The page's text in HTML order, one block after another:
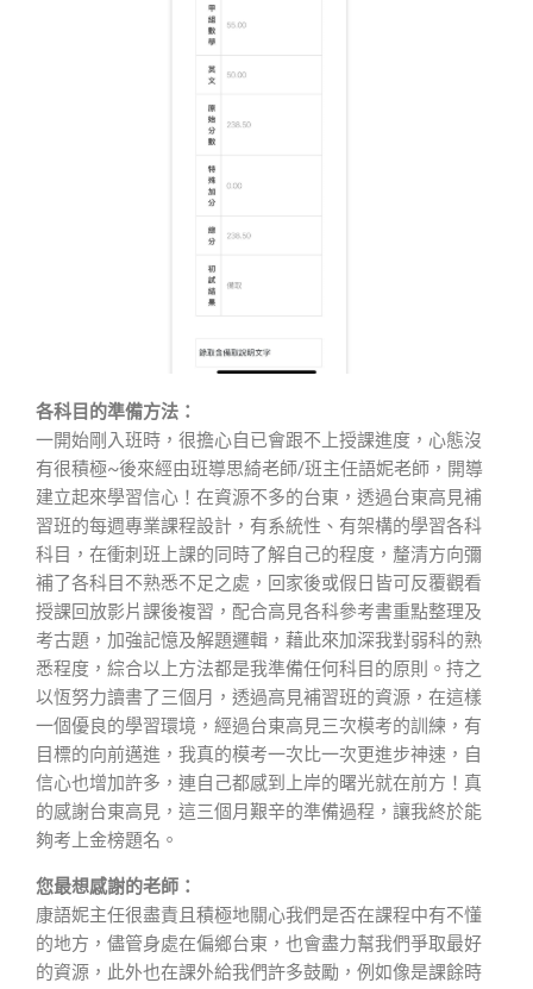
各科目的準備方法：
一開始剛入班時，很擔心自已會跟不上授課進度，心態沒
有很積極~後來經由班導思綺老師/班主任語妮老師，開導
建立起來學習信心！在資源不多的台東，透過台東高見補
習班的每週專業課程設計，有系統性、有架構的學習各科
科目，在衝刺班上課的同時了解自己的程度，釐清方向彌
補了各科目不熟悉不足之處，回家後或假日皆可反覆觀看
授課回放影片課後複習，配合高見各科參考書重點整理及
考古題，加強記憶及解題邏輯，藉此來加深我對弱科的熟
悉程度，綜合以上方法都是我準備任何科目的原則。持之
以恆努力讀書了三個月，透過高見補習班的資源，在這樣
一個優良的學習環境，經過台東高見三次模考的訓練，有
目標的向前邁進，我真的模考一次比一次更進步神速，自
信心也增加許多，連自己都感到上岸的曙光就在前方！真
的感謝台東高見，這三個月艱辛的準備過程，讓我終於能
夠考上金榜題名。
您最想感謝的老師：
康語妮主任很盡責且積極地關心我們是否在課程中有不懂
的地方，儘管身處在偏鄉台東，也會盡力幫我們爭取最好
的資源，此外也在課外給我們許多鼓勵，例如像是課餘時